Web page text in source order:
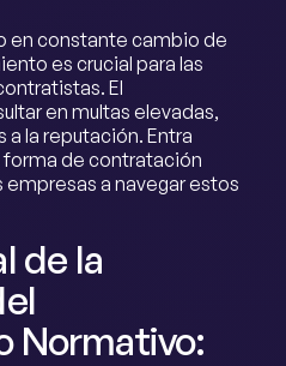
en constante cambio de
es crucial para las
El
en multas elevadas,
a la reputación. Entra
forma de contratación
empresas a navegar estos
de la
Normativo: